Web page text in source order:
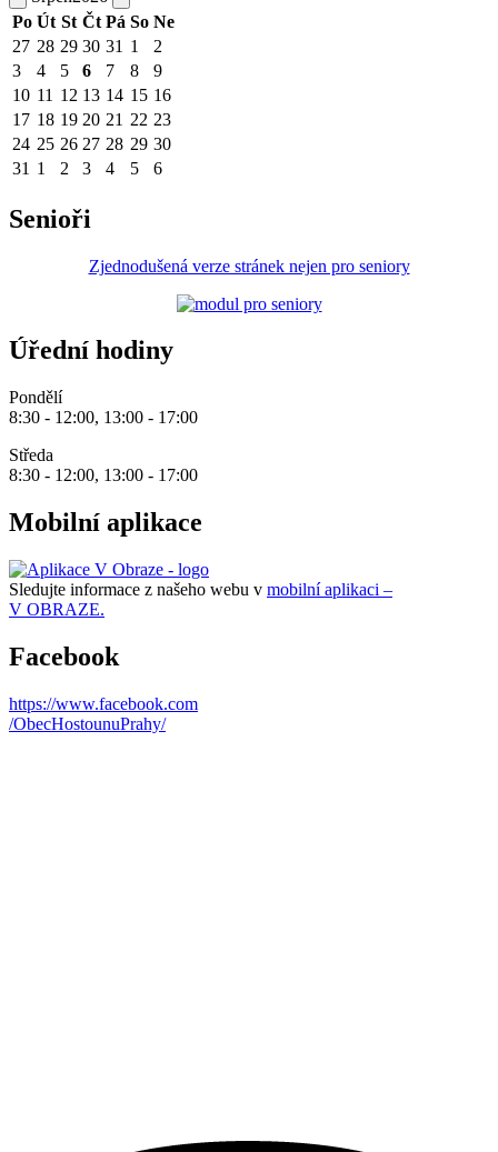
Po Út St Čt Pá So Ne
27 28 29 30 31 1
2
3
4 5 6 7 8
9
10 11 12 13 14 15 16
17 18 19 20 21 22 23
24 25 26 27 28 29 30
31 1 2 3 4 5 6
Senioři
Zjednodušená verze stránek nejen pro seniory
Úřední hodiny
Pondělí
8:30 - 12:00, 13:00 - 17:00
Středa
8:30 - 12:00, 13:00 - 17:00
Mobilní aplikace
Sledujte informace z našeho webu v mobilní aplikaci –
V OBRAZE.
Facebook
https://www.facebook.com
/ObecHostounuPrahy/